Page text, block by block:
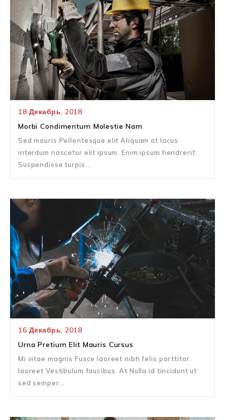
18 Декабрь, 2018
Morbi Condimentum Molestie Nam
Sed mauris Pellentesque elit Aliquam at lacus
interdum nascetur elit ipsum. Enim ipsum hendrerit
Suspendisse turpis...
16 Декабрь, 2018
Urna Pretium Elit Mauris Cursus
Mi vitae magnis Fusce laoreet nibh felis porttitor
laoreet Vestibulum faucibus. At Nulla id tincidunt ut
sed semper...